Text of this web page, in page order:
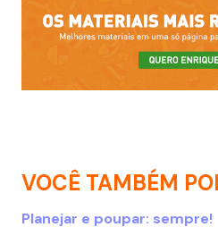
VOCÊ TAMBÉM
Planejar e poupar: sempre!